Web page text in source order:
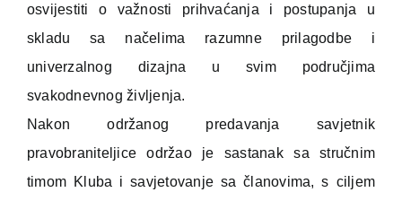
osvijestiti o važnosti prihvaćanja i postupanja u
skladu sa načelima razumne prilagodbe i
univerzalnog dizajna u svim područjima
svakodnevnog življenja.
Nakon održanog predavanja savjetnik
pravobraniteljice održao je sastanak sa stručnim
timom Kluba i savjetovanje sa članovima, s ciljem